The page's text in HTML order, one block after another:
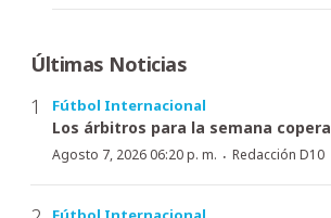
Últimas Noticias
Fútbol Internacional
Los árbitros para la semana copera
Agosto 7, 2026 06:20 p. m. · Redacción D10